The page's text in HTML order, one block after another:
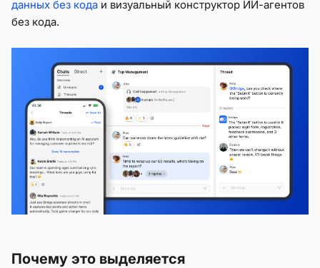
данных без кода и визуальный конструктор ИИ-агентов
без кода.
Почему это выделяется